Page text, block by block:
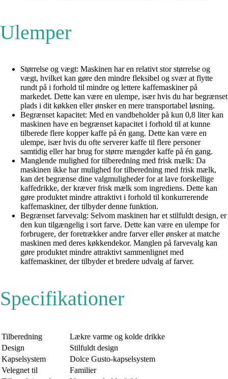
Ulemper
Størrelse og vægt: Maskinen har en relativt stor størrelse og
vægt, hvilket kan gøre den mindre fleksibel og svær at flytte
rundt på i forhold til mindre og lettere kaffemaskiner på
markedet. Dette kan være en ulempe, især hvis du har begrænset
plads i dit køkken eller ønsker en mere transportabel løsning.
Begrænset kapacitet: Med en vandbeholder på kun 0,8 liter kan
maskinen have en begrænset kapacitet i forhold til at kunne
tilberede flere kopper kaffe på én gang. Dette kan være en
ulempe, især hvis du ofte serverer kaffe til flere personer
samtidig eller har brug for større mængder kaffe på én gang.
Manglende mulighed for tilberedning med frisk mælk: Da
maskinen ikke har mulighed for tilberedning med frisk mælk,
kan det begrænse dine valgmuligheder for at lave forskellige
kaffedrikke, der kræver frisk mælk som ingrediens. Dette kan
gøre produktet mindre attraktivt i forhold til konkurrerende
kaffemaskiner, der tilbyder denne funktion.
Begrænset farvevalg: Selvom maskinen har et stilfuldt design, er
den kun tilgængelig i sort farve. Dette kan være en ulempe for
forbrugere, der foretrækker andre farver eller ønsker at matche
maskinen med deres køkkendekor. Manglen på farvevalg kan
gøre produktet mindre attraktivt sammenlignet med
kaffemaskiner, der tilbyder et bredere udvalg af farver.
Specifikationer
Tilberedning
Lækre varme og kolde drikke
Design
Stilfuldt design
Kapselsystem
Dolce Gusto-kapselsystem
Velegnet til
Familier